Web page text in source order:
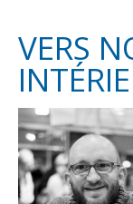
VERS